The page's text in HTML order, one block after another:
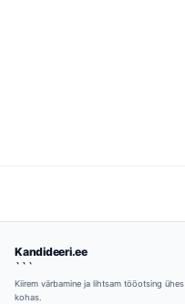
Kandideeri.ee
```
Kiirem värbamine ja lihtsam tööotsing ühes
kohas.